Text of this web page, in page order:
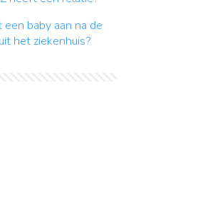
baby aan na de
het ziekenhuis?